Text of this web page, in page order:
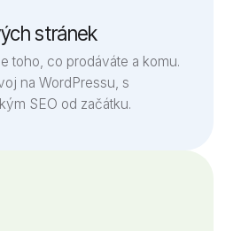
stránek
toho, co prodáváte a komu.
na WordPressu, s
SEO od začátku.